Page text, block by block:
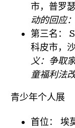
市，普罗
动的回应
第三名：
科皮市，
义：争取
童福利法
青少年个人展
首位： 埃